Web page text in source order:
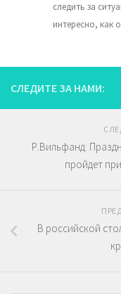
следить за
интересно, как
СЛЕДИТЕ ЗА НАМИ:
Р.Вильфанд:
пройдет
В российской